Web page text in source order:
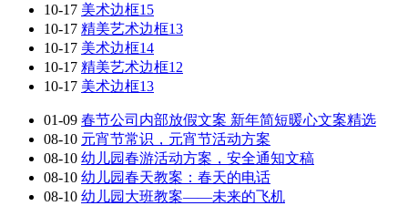
10-17 美术边框15
10-17 精美艺术边框13
10-17 美术边框14
10-17 精美艺术边框12
10-17 美术边框13
01-09 春节公司内部放假文案 新年简短暖心文案精选
08-10 元宵节常识，元宵节活动方案
08-10 幼儿园春游活动方案，安全通知文稿
08-10 幼儿园春天教案：春天的电话
08-10 幼儿园大班教案——未来的飞机